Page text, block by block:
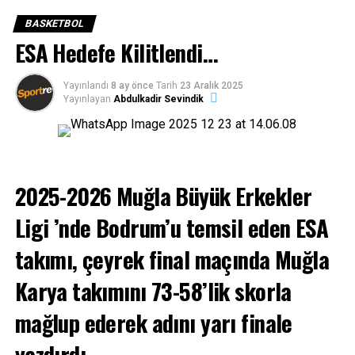
Sportre Dergisi’nin düzenlediği ödül töreni gecesine;
Bodrum Kaymakamı Ali Sırmalı, Bodrum Belediye
Başkanı Tamer Mandalinci, Gençlik Spor Bodrum İlçe
Müdürü Oktay Dumruk, Milli Eğitim Bodrum İlçe Müdürü
Aslan Korkmaz, Muğla Büyükşehir Belediyesi Gençlik ve
Spor Daire Başkanı Mustafa Özpoyraz, AK Parti Bodrum
İlçe Başkanı Seha Ergene, MHP İlçe Başkanı Engin
Galipoğlu, Bodrum Belediyesi meclis üyeleri, sponsorlar,
siyaset ve iş dünyası temsilcileri ve spor dünyasının
BASKETBOL
ESA Hedefe Kilitlendi…
Yayınlandı 8 ay önce Tarih 23 Aralık 2025
Yayınlayan Abdulkadir Sevindik
2025-2026 Muğla Büyük Erkekler
Ligi’nde Bodrum’u temsil eden ESA
takımı, çeyrek final maçında Muğla
Karya takımını 73-58’lik skorla
mağlup ederek adını yarı finale